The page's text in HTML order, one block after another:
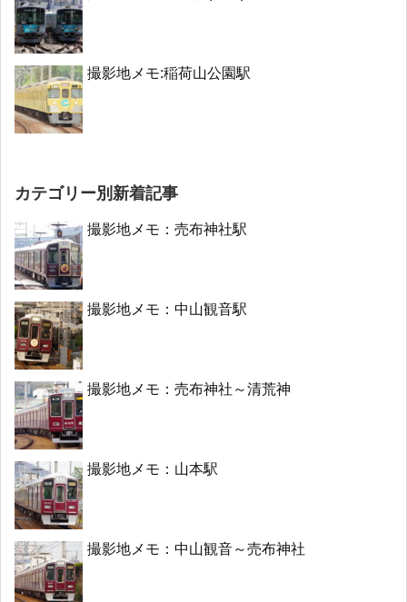
撮影地メモ:稲荷山公園駅
カテゴリー別新着記事
撮影地メモ：売布神社駅
撮影地メモ：中山観音駅
撮影地メモ：売布神社～清荒神
撮影地メモ：山本駅
撮影地メモ：中山観音～売布神社